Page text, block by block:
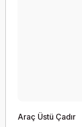
Araç Üstü Çadır